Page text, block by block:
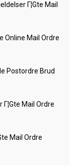
Г¦gte Mail
Online Mail Ordre
Postordre Brud
Mail Ordre
Mail Ordre